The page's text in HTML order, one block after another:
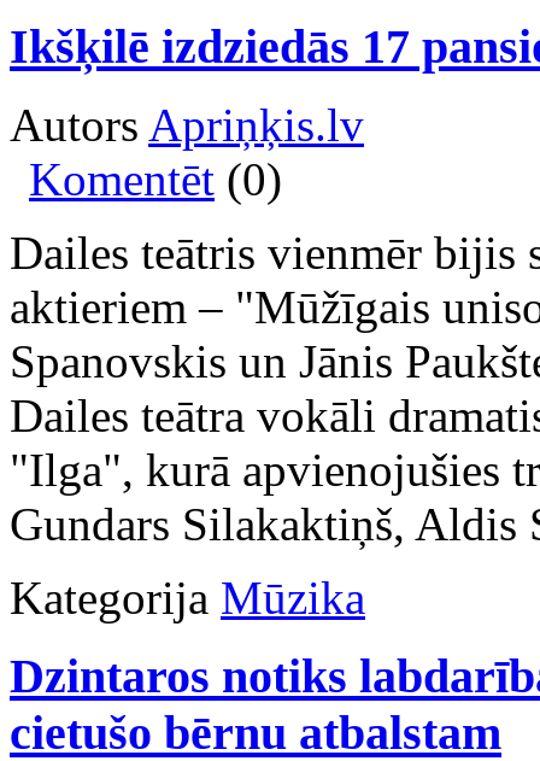
Ikšķilē izdziedās 17
Autors Apriņķis.lv
Komentēt (0)
Dailes teātris vienmēr bijis
aktieriem – "Mūžīgais
Spanovskis un Jānis
Dailes teātra vokāli
"Ilga", kurā apvienojušies
Gundars Silakaktiņš, Aldis
Kategorija Mūzika
Dzintaros notiks
cietušo bērnu atbalstam